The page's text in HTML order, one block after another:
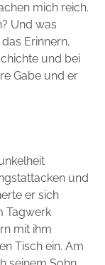
mich reich.
Und was
Erinnern,
und bei
Gabe und er
und
er sich
Tagwerk
mit ihm
Tisch ein. Am